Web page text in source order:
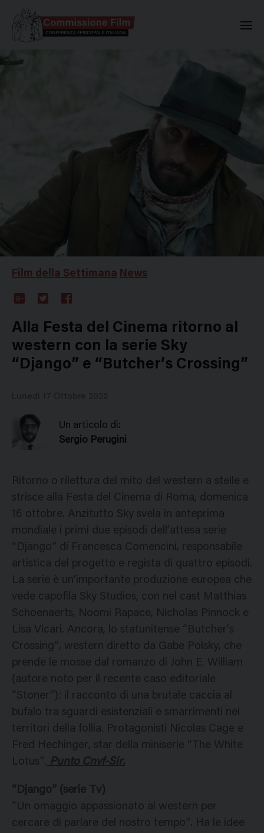
Film della Settimana News
Plus
Alla Festa del Cinema ritorno al
western con la serie Sky
“Django” e “Butcher’s Crossing”
Un articolo di:
Sergio Perugini
Ritorno o rilettura del mito del western a stelle e
strisce alla Festa del Cinema di Roma, domenica
16 ottobre. Anzitutto Sky svela in anteprima
mondiale i primi due episodi dell’attesa serie
“Django” di Francesca Comencini, responsabile
artistica del progetto e regista di quattro episodi.
La serie è un’importante produzione europea che
vede capofila Sky Studios, con nel cast Matthias
Schoenaerts, Noomi Rapace, Nicholas Pinnock e
Lisa Vicari. Ancora, lo statunitense “Butcher’s
Crossing”, western diretto da Gabe Polsky, che
prende le mosse dal romanzo di John E. William
(autore noto per il recente caso editoriale
“Stoner”): il racconto di una brutale caccia al
bufalo tra sguardi esistenziali e smarrimenti nei
territori della follia. Protagonisti Nicolas Cage e
Fred Hechinger, star della miniserie “The White
Lotus”. Punto Cnvf-Sir.
“Django” (serie Tv)
“Un omaggio appassionato al western per
cercare di parlare del nostro tempo”. Ha le idee